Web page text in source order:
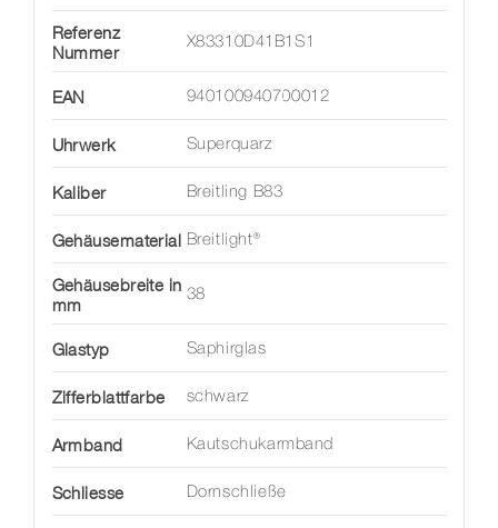
Referenz
Nummer
X83310D41B1S1
EAN 940100940700012
Uhrwerk Superquarz
Kaliber Breitling B83
Gehäusematerial Breitlight®
Gehäusebreite in
mm
38
Glastyp Saphirglas
Zifferblattfarbe schwarz
Armband Kautschukarmband
Schliesse Dornschließe